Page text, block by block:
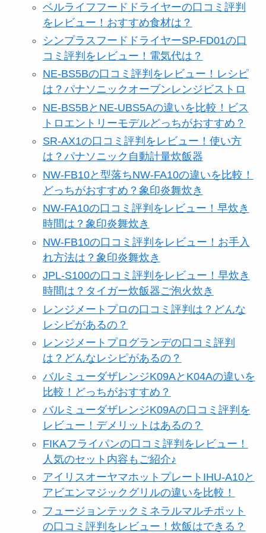
ベルライフフードドライヤーの口コミ評判
をレビュー！おすすめ食材は？
シンプラスフードドライヤーSP-FD01の口
コミ評判をレビュー！電気代は？
NE-BS5Bの口コミ評判をレビュー！レシピ
は？パナソニックオーブンレンジビストロ
NE-BS5BとNE-UBS5Aの違いを比較！ビス
トロエントリーモデルどっちがおすすめ？
SR-AX1の口コミ評判をレビュー！使い方
は？パナソニック自動計量炊飯器
NW-FB10と型落ちNW-FA10の違いを比較！
どっちがおすすめ？象印炎舞炊き
NW-FA10の口コミ評判をレビュー！早炊き
時間は？象印炎舞炊き
NW-FB10の口コミ評判をレビュー！お手入
れ方法は？象印炎舞炊き
JPL-S100の口コミ評判をレビュー！早炊き
時間は？タイガー炊飯器ご泡火炊き
レンジメートプロの口コミ評判は？どんな
レシピがあるの？
レンジメートプログランデの口コミ評判
は？どんなレシピがあるの？
バルミューダザレンジK09AとK04Aの違いを
比較！どっちがおすすめ？
バルミューダザレンジK09Aの口コミ評判を
レビュー！デメリットはあるの？
FIKAフライパンの口コミ評判をレビュー！
人気のセット内容もご紹介♪
アイリスオーヤマホットプレートIHU-A10と
アビエンマジックグリルの違いを比較！
フュージョンテックミネラルマルチポット
の口コミ評判をレビュー！炊飯はできる？